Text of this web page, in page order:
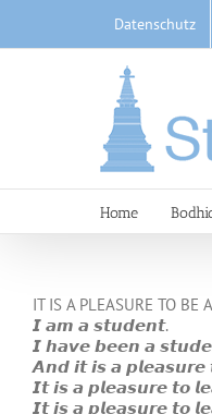
content
Datenschutz
Home
IT IS A PLEASURE TO BE
𝙄 𝙖𝙢 𝙖 𝙨𝙩𝙪𝙙𝙚𝙣𝙩.
𝙄 𝙝𝙖𝙫𝙚 𝙗𝙚𝙚𝙣 𝙖
𝘼𝙣𝙙 𝙞𝙩 𝙞𝙨 𝙖
𝙄𝙩 𝙞𝙨 𝙖 𝙥𝙡𝙚𝙖𝙨𝙪𝙧𝙚 𝙩𝙤
𝙄𝙩 𝙞𝙨 𝙖 𝙥𝙡𝙚𝙖𝙨𝙪𝙧𝙚 𝙩𝙤